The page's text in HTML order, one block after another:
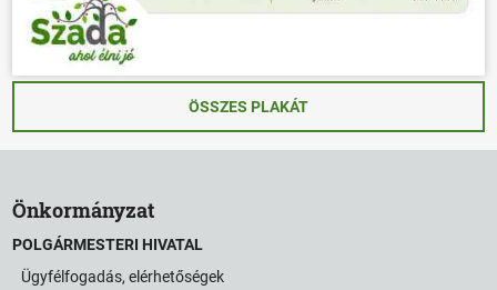
ÖSSZES PLAKÁT
Önkormányzat
POLGÁRMESTERI HIVATAL
Ügyfélfogadás, elérhetőségek